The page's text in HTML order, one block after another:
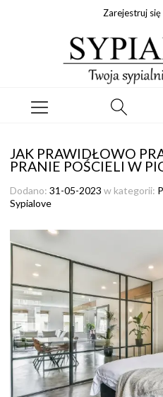
Zarejestruj się
JAK PRAWIDŁOWO
PRANIE POŚCIELI W
Dodano: 31-05-2023 w kategorii:
Sypialove